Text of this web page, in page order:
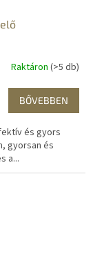
Raktáron (>5 db)
BŐVEBBEN
és gyors
gyorsan és
a...